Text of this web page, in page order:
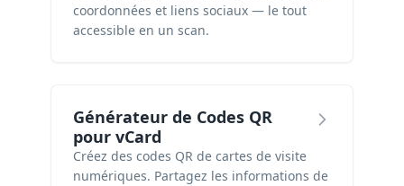
coordonnées et liens sociaux — le tout
accessible en un scan.
Générateur de Codes QR
pour vCard
Créez des codes QR de cartes de visite
numériques. Partagez les informations de